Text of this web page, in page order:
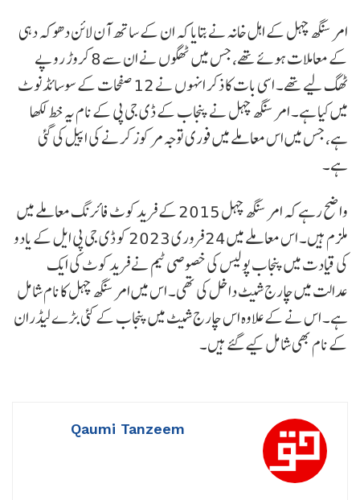
امر سنگھ چہل کے اہل خانہ نے بتایا کہ ان کے ساتھ آن لائن دھوکہ دہی
کے معاملات ہوئے تھے، جس میں ٹھگوں نے ان سے 8 کروڑ روپے
ٹھگ لیے تھے۔ اسی بات کا ذکر انہوں نے 12 صفحات کے سوسائڈ نوٹ
میں کیا ہے۔ امر سنگھ چہل نے پنجاب کے ڈی جی پی کے نام یہ خط لکھا
ہے، جس میں اس معاملے میں فوری توجہ مرکوز کرنے کی اپیل کی گئی
ہے۔
واضح رہے کہ امر سنگھ چہل 2015 کے فریدکوٹ فائرنگ معاملے میں
ملزم ہیں۔ اس معاملے میں 24 فروری 2023 کو ڈی جی پی ایل کے یادو
کی قیادت میں پنجاب پولیس کی خصوصی ٹیم نے فریدکوٹ کی ایک
عدالت میں چارج شیٹ داخل کی تھی۔ اس میں امر سنگھ چہل کا نام شامل
ہے۔ اس نے کے علاوہ اس چارج شیٹ میں پنجاب کے کئی بڑے لیڈران
کے نام بھی شامل کیے گئے ہیں۔
Qaumi Tanzeem